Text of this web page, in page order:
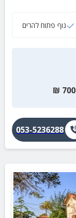
נוף פתוח להרים
700
₪
053-5236288